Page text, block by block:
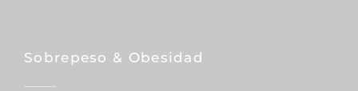
Sobrepeso & Obesidad